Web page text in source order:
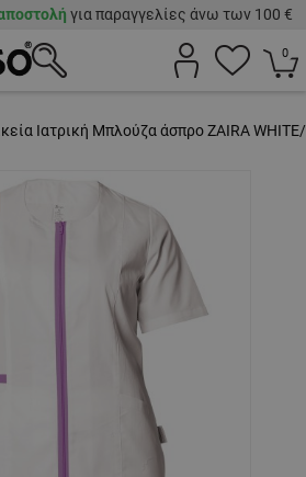
για παραγγελίες άνω των 100 €
0
Ιατρική Μπλούζα άσπρο ZAIRA